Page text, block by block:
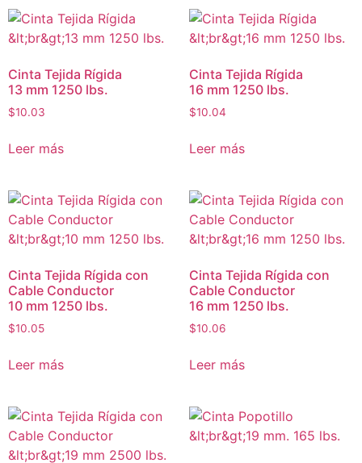
Cinta Tejida Rígida
13 mm 1250 lbs.
$10.03
Leer más
Cinta Tejida Rígida
16 mm 1250 lbs.
$10.04
Leer más
Cinta Tejida Rígida con
Cable Conductor
10 mm 1250 lbs.
$10.05
Leer más
Cinta Tejida Rígida con
Cable Conductor
16 mm 1250 lbs.
$10.06
Leer más